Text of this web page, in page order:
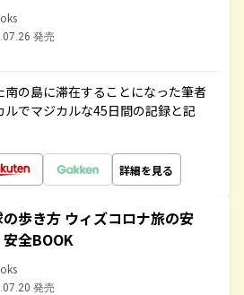
発売
の島に滞在することになった筆者
でマジカルな45日間の記録と記
詳細を見る
歩き方 ウィズコロナ旅の安
全BOOK
発売